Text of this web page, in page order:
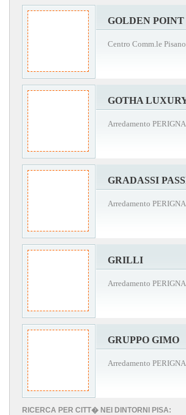
GOLDEN POINT
Centro Comm.le
GOTHA
Arredamento
GRADASSI
Arredamento
GRILLI
Arredamento
GRUPPO GIMO
Arredamento
RICERCA PER CITT� NEI DINTORNI PISA: